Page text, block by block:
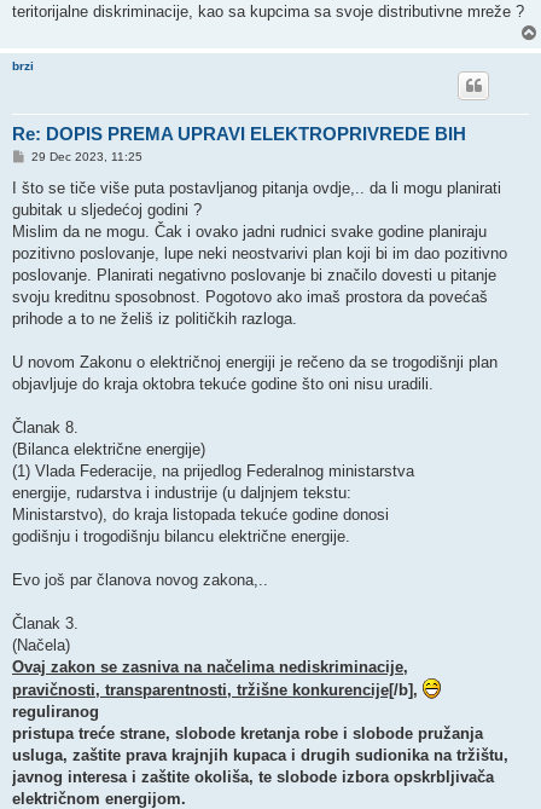
teritorijalne diskriminacije, kao sa kupcima sa svoje distributivne mreže ?
brzi
Re: DOPIS PREMA UPRAVI ELEKTROPRIVREDE BIH
P
s
29 Dec 2023, 11:25
I što se tiče više puta postavljanog pitanja ovdje,.. da li mogu planirati
gubitak u sljedećoj godini ?
Mislim da ne mogu. Čak i ovako jadni rudnici svake godine planiraju
pozitivno poslovanje, lupe neki neostvarivi plan koji bi im dao pozitivno
poslovanje. Planirati negativno poslovanje bi značilo dovesti u pitanje
svoju kreditnu sposobnost. Pogotovo ako imaš prostora da povećaš
prihode a to ne želiš iz političkih razloga.
U novom Zakonu o električnoj energiji je rečeno da se trogodišnji plan
objavljuje do kraja oktobra tekuće godine što oni nisu uradili.
Članak 8.
(Bilanca električne energije)
(1) Vlada Federacije, na prijedlog Federalnog ministarstva
energije, rudarstva i industrije (u daljnjem tekstu:
Ministarstvo), do kraja listopada tekuće godine donosi
godišnju i trogodišnju bilancu električne energije.
Evo još par članova novog zakona,..
Članak 3.
(Načela)
Ovaj zakon se zasniva na načelima nediskriminacije,
pravičnosti, transparentnosti, tržišne konkurencije[/b],
reguliranog
pristupa treće strane, slobode kretanja robe i slobode pružanja
usluga, zaštite prava krajnjih kupaca i drugih sudionika na tržištu,
javnog interesa i zaštite okoliša, te slobode izbora opskrbljivača
električnom energijom.